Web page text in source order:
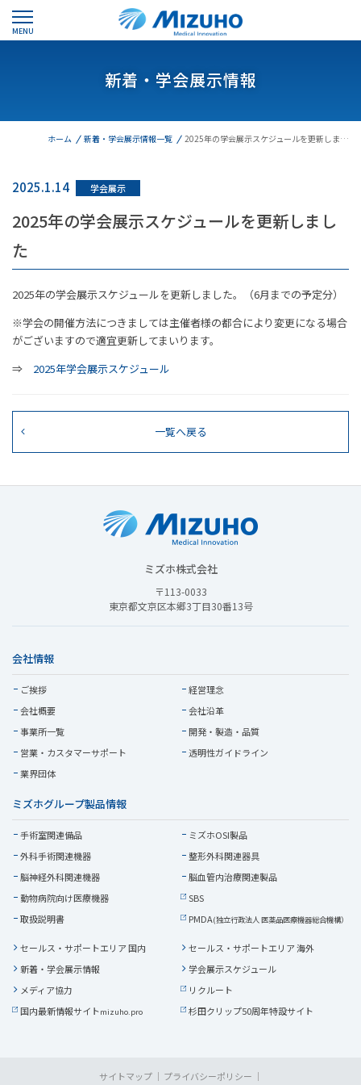
MENU
新着・学会展示情報
ホーム 新着・学会展示情報一覧 2025年の学会展示スケジュールを更新しま…
2025.1.14 学会展示
2025年の学会展示スケジュールを更新しまし
た
2025年の学会展示スケジュールを更新しました。（6月までの予定分）
※学会の開催方法につきましては主催者様の都合により変更になる場合
がございますので適宜更新してまいります。
⇒ 2025年学会展示スケジュール
一覧へ戻る
ミズホ株式会社
〒113-0033
東京都文京区本郷3丁目30番13号
会社情報
ご挨拶
経営理念
会社概要
会社沿革
事業所一覧
開発・製造・品質
営業・ カスタマーサポート
透明性ガイドライン
業界団体
ミズホグループ製品情報
手術室関連備品
ミズホOSI製品
外科手術関連機器
整形外科関連器具
脳神経外科関連機器
脳血管内治療関連製品
動物病院向け医療機器
SBS
取扱説明書
PMDA(独立行政法人 医薬品医療機器総合機構）
セールス・サポートエリア 国内
セールス・サポートエリア 海外
新着・学会展示情報
学会展示スケジュール
メディア協力
リクルート
国内最新情報サイトmizuho.pro 杉田クリップ50周年特設サイト
サイトマップ プライバシーポリシー